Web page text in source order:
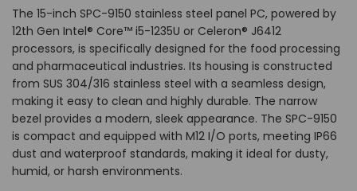
The 15-inch SPC-9150 stainless steel panel PC, powered by
12th Gen Intel® Core™ i5-1235U or Celeron® J6412
processors, is specifically designed for the food processing
and pharmaceutical industries. Its housing is constructed
from SUS 304/316 stainless steel with a seamless design,
making it easy to clean and highly durable. The narrow
bezel provides a modern, sleek appearance. The SPC-9150
is compact and equipped with M12 I/O ports, meeting IP66
dust and waterproof standards, making it ideal for dusty,
humid, or harsh environments.